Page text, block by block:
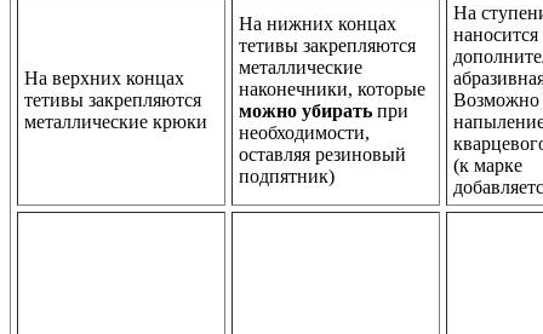
На верхних концах
тетивы закрепляются
металлические крюки
На нижних концах
тетивы закрепляются
металлические
наконечники, которые
можно убирать при
необходимости,
оставляя резиновый
подпятник)
На
наносится
Возможно
(к марке